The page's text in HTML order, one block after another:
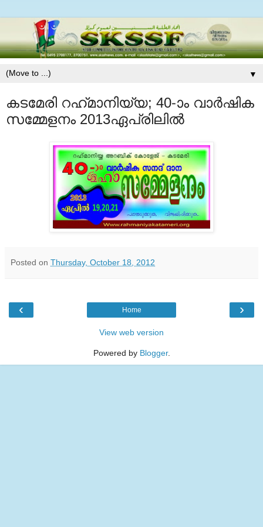
▼
കടമേരി റഹ്‌മാനിയ്യ; 40-ാം വാര്‍ഷിക
സമ്മേളനം 2013ഏപ്രിലില്‍
Posted on Thursday, October 18, 2012
‹ ›
Home
View web version
Powered by Blogger.